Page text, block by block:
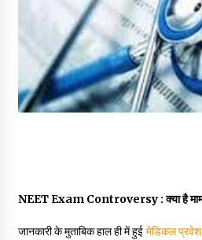
Thought Of The
May 12, 2022
May 10, 2022
NEET Exam Controversy : क्या है
जानकारी के मुताबिक हाल ही में हुई मेडिकल प्रवेश